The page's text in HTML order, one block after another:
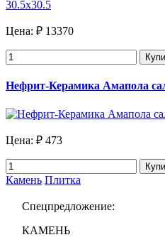
Цена: ₽ 13370
Нефрит-Керамика Амапола
Цена: ₽ 473
Камень Плитка
Спецпредложение:
КАМЕНЬ